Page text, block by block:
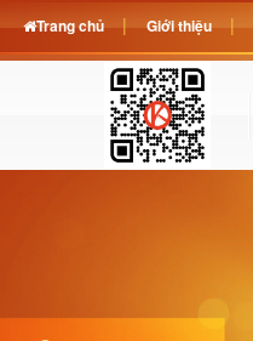
Trang chủ Giới thiệu